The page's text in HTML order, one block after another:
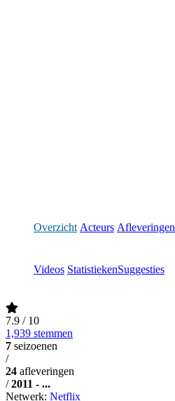
Overzicht Acteurs Afleveringen
Videos StatistiekenSuggesties
7.9 / 10
1,939 stemmen
7 seizoenen
/
24 afleveringen
/ 2011 - ...
Netwerk: Netflix